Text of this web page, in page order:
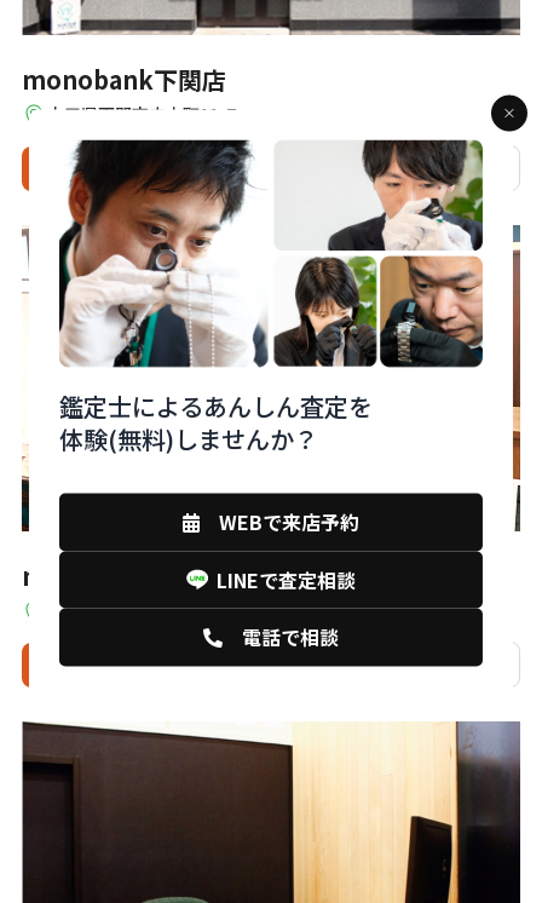
monobank下関店
山口県下関市中之町11-7
来店予約 店舗詳細
monobank下関大丸店
山口県下関市竹崎町4丁目4-10 7F
来店予約 電話相談 店舗詳細
鑑定士によるあんしん査定を
体験(無料)しませんか？
WEBで来店予約
LINEで査定相談
電話で相談